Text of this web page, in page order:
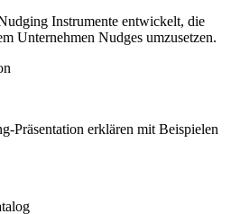
Instrumente entwickelt, die
Unternehmen Nudges umzusetzen.
Präsentation erklären mit Beispielen